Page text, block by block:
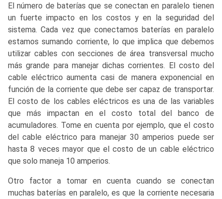
El número de baterías que se conectan en paralelo tienen
un fuerte impacto en los costos y en la seguridad del
sistema. Cada vez que conectamos baterías en paralelo
estamos sumando corriente, lo que implica que debemos
utilizar cables con secciones de área transversal mucho
más grande para manejar dichas corrientes. El costo del
cable eléctrico aumenta casi de manera exponencial en
función de la corriente que debe ser capaz de transportar.
El costo de los cables eléctricos es una de las variables
que más impactan en el costo total del banco de
acumuladores. Tome en cuenta por ejemplo, que el costo
del cable eléctrico para manejar 30 amperios puede ser
hasta 8 veces mayor que el costo de un cable eléctrico
que solo maneja 10 amperios.
Otro factor a tomar en cuenta cuando se conectan
muchas baterías en paralelo, es que la corriente necesaria